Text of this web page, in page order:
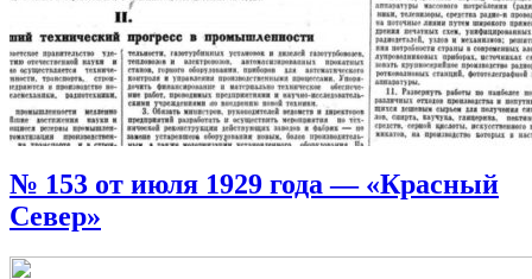
№ 153 от июля 1929 года — «Красный
Север»